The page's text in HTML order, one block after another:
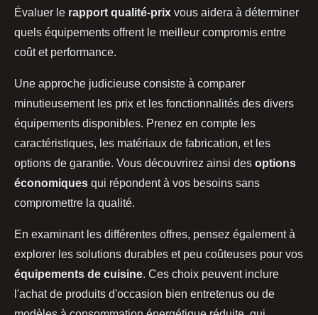
Évaluer le rapport qualité-prix vous aidera à déterminer
quels équipements offrent le meilleur compromis entre
coût et performance.
Une approche judicieuse consiste à comparer
minutieusement les prix et les fonctionnalités des divers
équipements disponibles. Prenez en compte les
caractéristiques, les matériaux de fabrication, et les
options de garantie. Vous découvrirez ainsi des options
économiques qui répondent à vos besoins sans
compromettre la qualité.
En examinant les différentes offres, pensez également à
explorer les solutions durables et peu coûteuses pour vos
équipements de cuisine. Ces choix peuvent inclure
l'achat de produits d'occasion bien entretenus ou de